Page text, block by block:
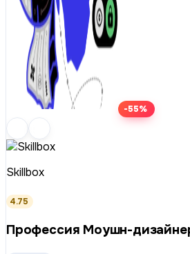
-55%
Skillbox
4.75
Профессия Моушн-